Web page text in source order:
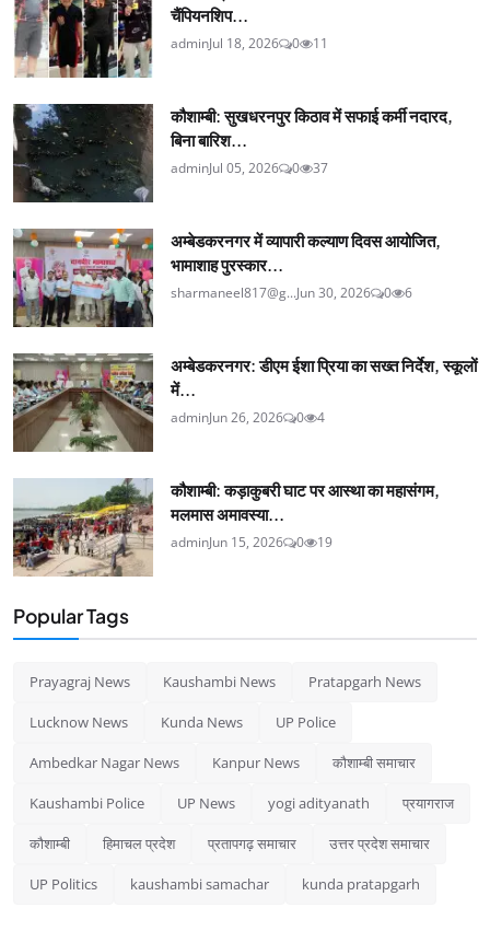
चैंपियनशिप...
adminJul 18, 2026 0 11
कौशाम्बी: सुखधरनपुर किठाव में सफाई कर्मी नदारद,
बिना बारिश...
adminJul 05, 2026 0 37
अम्बेडकरनगर में व्यापारी कल्याण दिवस आयोजित,
भामाशाह पुरस्कार...
sharmaneel817@g...Jun 30, 2026 0 6
अम्बेडकरनगर: डीएम ईशा प्रिया का सख्त निर्देश, स्कूलों
में...
adminJun 26, 2026 0 4
कौशाम्बी: कड़ाकुबरी घाट पर आस्था का महासंगम,
मलमास अमावस्या...
adminJun 15, 2026 0 19
Popular Tags
Prayagraj News Kaushambi News Pratapgarh News
Lucknow News Kunda News UP Police
Ambedkar Nagar News Kanpur News कौशाम्बी समाचार
Kaushambi Police UP News yogi adityanath प्रयागराज
कौशाम्बी हिमाचल प्रदेश प्रतापगढ़ समाचार उत्तर प्रदेश समाचार
UP Politics kaushambi samachar kunda pratapgarh